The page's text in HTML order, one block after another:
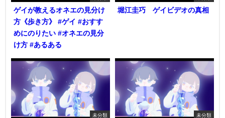
ゲイが教えるオネエの見分け
方《歩き方》 #ゲイ #おすす
めにのりたい #オネエの見分
け方 #あるある
堀江圭巧 ゲイビデオの真相
未分類 未分類